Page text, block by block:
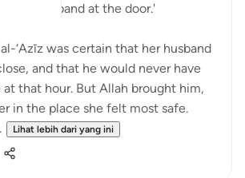
her husband at the door.'
‘Azīz was certain that her husband
and that he would never have
that hour. But Allah brought him,
in the place she felt most safe.
Lihat lebih dari yang ini